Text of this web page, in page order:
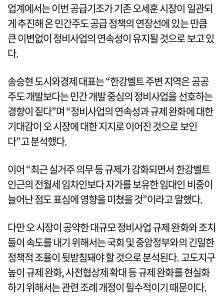
업계에서는 이번 공급기조가 기존 오세훈 시장이 일관되
게 추진해 온 민간주도 공급 정책의 연장선에 있는 만큼
큰 이변없이 정비사업의 연속성이 유지될 것으로 보고 있
다.
송승현 도시와경제 대표는 “한강벨트 주변 지역은 공공
주도 개발보다는 민간 개발 중심의 정비사업을 선호하는
경향이 짙다”며 “정비사업의 연속성과 규제 완화에 대한
기대감이 오 시장에 대한 지지로 이어진 것으로 보인
다”고 분석했다.
이어 “최근 실거주 의무 등 규제가 강화되면서 한강벨트
인근의 전월세 임차인보다 자가를 보유한 임대인 비중이
늘어난 점도 표심에 영향을 미쳤을 것”이라고 말했다.
다만 오 시장이 공약한 대규모 정비사업 규제 완화와 조치
들이 속도를 내기 위해서는 국회 및 중앙정부와의 긴밀한
정책적 조율이 뒷받침돼야 할 것으로 분석된다. 고도지구
높이 규제 완화, 사전협상제 확대 등 규제 완화를 현실화
하기 위해서는 관련 조례 개정이 필수적이기 때문이다.